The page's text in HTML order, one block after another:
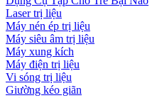
Laser trị liệu
Máy nén ép trị liệu
Máy siêu âm trị liệu
Máy xung kích
Máy điện trị liệu
Vi sóng trị liệu
Giường kéo giãn